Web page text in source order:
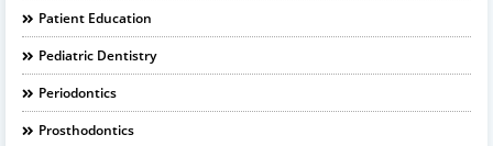
Patient Education
Pediatric Dentistry
Periodontics
Prosthodontics